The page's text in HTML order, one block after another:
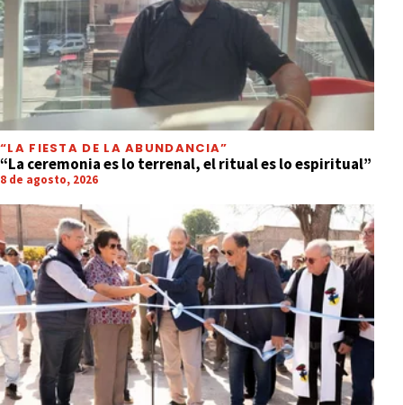
“LA FIESTA DE LA ABUNDANCIA”
“La ceremonia es lo terrenal, el ritual es lo espiritual”
8 de agosto, 2026